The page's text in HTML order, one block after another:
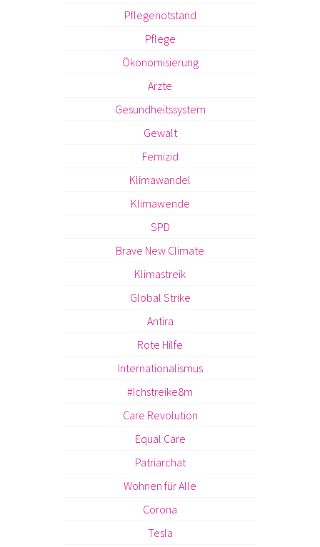
Pflegenotstand
Pflege
Ökonomisierung
Ärzte
Gesundheitssystem
Gewalt
Femizid
Klimawandel
Klimawende
SPD
Brave New Climate
Klimastreik
Global Strike
Antira
Rote Hilfe
Internationalismus
#Ichstreike8m
Care Revolution
Equal Care
Patriarchat
Wohnen für Alle
Corona
Tesla